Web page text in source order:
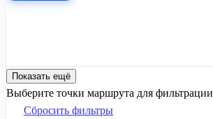
Показать ещё
Выберите точки маршрута для фильтрации
Сбросить фильтры